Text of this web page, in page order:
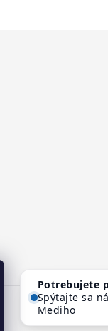
Potrebujete
Spýtajte sa
Mediho.